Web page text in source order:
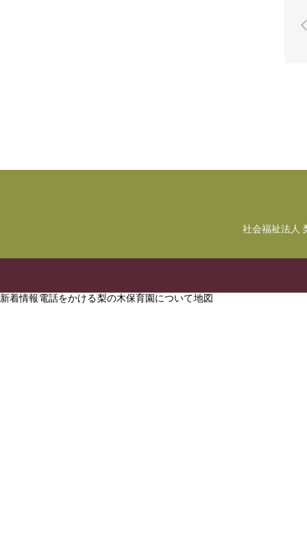
社会福祉法人
新着情報電話をかける梨の木保育園について地図